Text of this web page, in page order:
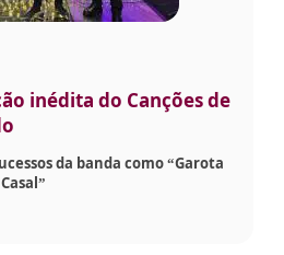
inédita do Canções de
da banda como “Garota